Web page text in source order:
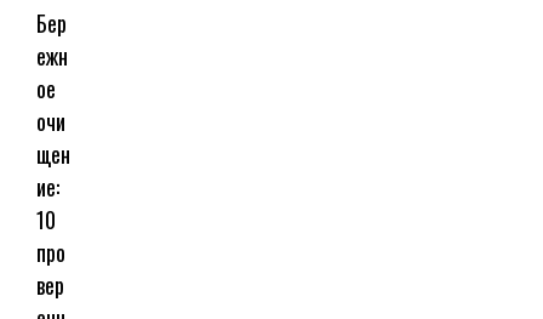
Бер
ежн
ое
очи
щен
ие:
10
про
вер